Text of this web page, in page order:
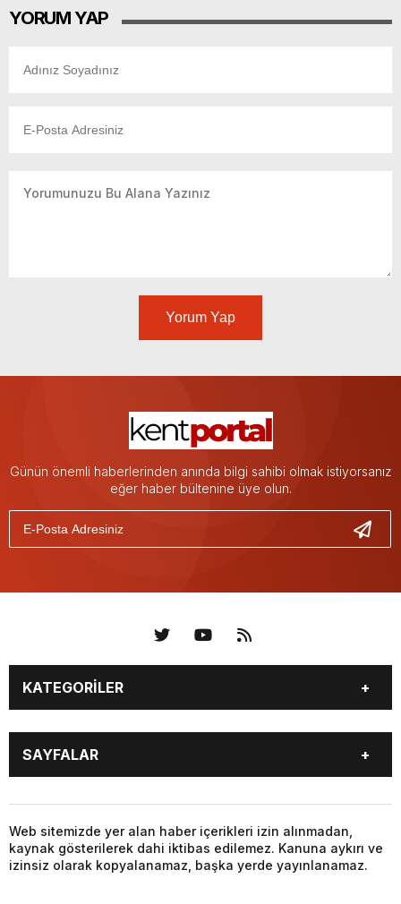
YORUM YAP
Yorum Yap
Günün önemli haberlerinden anında bilgi sahibi olmak istiyorsanız
eğer haber bültenine üye olun.
KATEGORİLER
KÜNYE BİZE ULAŞIN
SAYFALAR
Web sitemizde yer alan haber içerikleri izin alınmadan,
kaynak gösterilerek dahi iktibas edilemez. Kanuna aykırı ve
izinsiz olarak kopyalanamaz, başka yerde yayınlanamaz.